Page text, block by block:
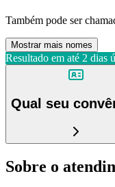
Também pode ser
Mostrar mais nomes
Resultado em até 2 dias
Qual seu
Sobre o